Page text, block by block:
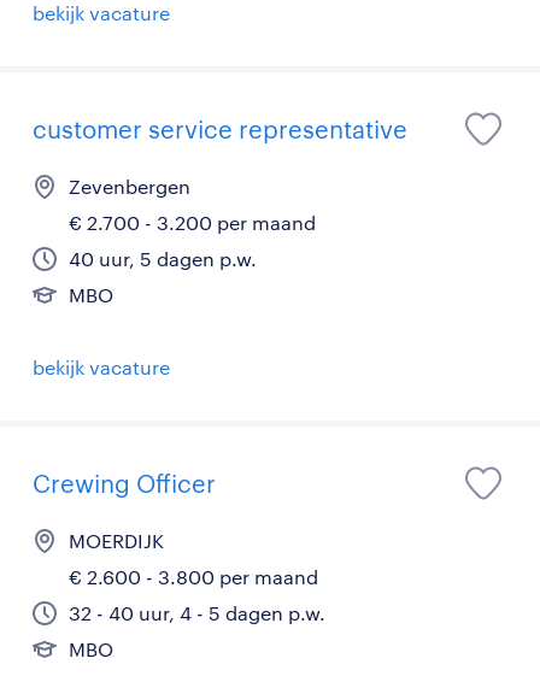
bekijk vacature
customer service representative
Zevenbergen
€ 2.700 - 3.200 per maand
40 uur, 5 dagen p.w.
MBO
bekijk vacature
Crewing Officer
MOERDIJK
€ 2.600 - 3.800 per maand
32 - 40 uur, 4 - 5 dagen p.w.
MBO